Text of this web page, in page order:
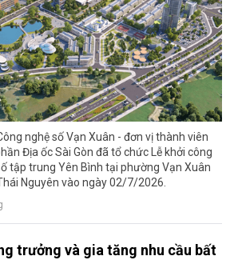
nghệ số Vạn Xuân - đơn vị thành viên
Địa ốc Sài Gòn đã tổ chức Lễ khởi công
tập trung Yên Bình tại phường Vạn Xuân
Nguyên vào ngày 02/7/2026.
trưởng và gia tăng nhu cầu bất